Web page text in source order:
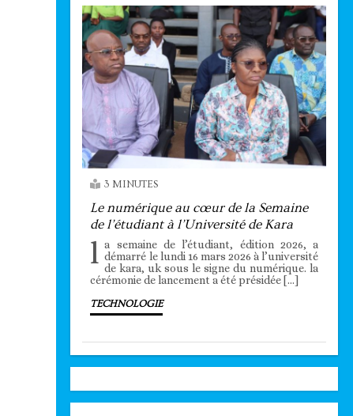
3 MINUTES
Le numérique au cœur de la Semaine
de l’étudiant à l’Université de Kara
l a semaine de l’étudiant, édition 2026, a
démarré le lundi 16 mars 2026 à l’université
de kara, uk sous le signe du numérique. la
cérémonie de lancement a été présidée […]
TECHNOLOGIE